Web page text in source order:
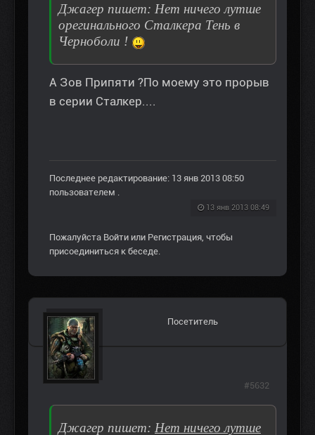
Джaгeр пишет: Нет ничего лутше
орегинального Сталкера Тень в
Черноболи !
А Зов Припяти ?По моему это прорыв
в серии Сталкер....
Последнее редактирование: 13 янв 2013 08:50
пользователем
13 янв 2013 08:49
Пожалуйста Войти или Регистрация , чтобы
присоединиться к беседе.
Посетитель
Джaгeр пишет: Нет ничего лутше
#5632